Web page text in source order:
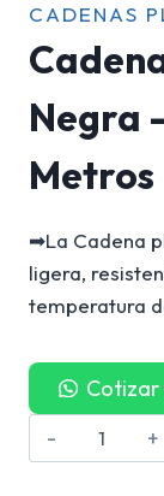
CADENAS
Negra
Metros
➡La Cadena
ligera,
temperatura
Cotizar
Cadena
Plástica